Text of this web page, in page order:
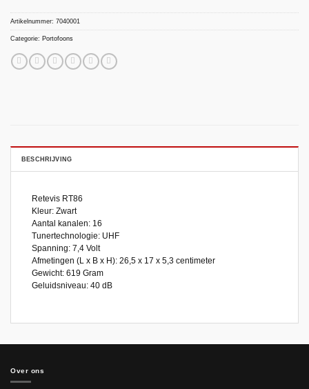
Artikelnummer: 7040001
Categorie: Portofoons
BESCHRIJVING
Retevis RT86
Kleur: Zwart
Aantal kanalen: 16
Tunertechnologie: UHF
Spanning: 7,4 Volt
Afmetingen (L x B x H): 26,5 x 17 x 5,3 centimeter
Gewicht: 619 Gram
Geluidsniveau: 40 dB
Over ons